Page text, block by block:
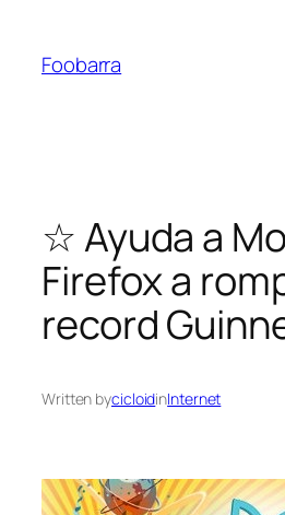
contenido
Foobarra
☆ Ayuda a
Firefox a
record
Written bycicloidinInternet